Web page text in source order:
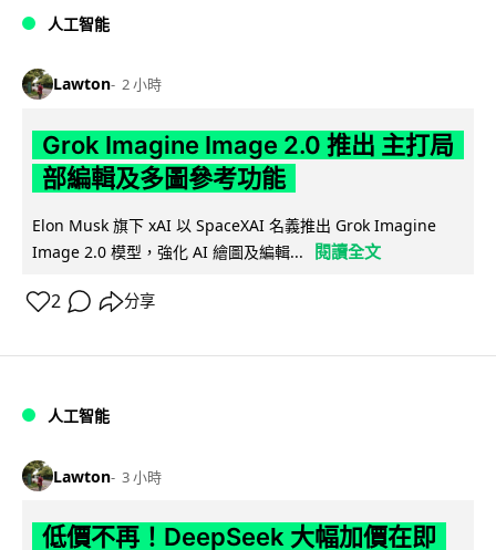
人工智能
Lawton 2 小時
Grok Imagine Image 2.0 推出 主打局
部編輯及多圖參考功能
Elon Musk 旗下 xAI 以 SpaceXAI 名義推出 Grok Imagine
Image 2.0 模型，強化 AI 繪圖及編輯...
閱讀全文
2 分享
人工智能
Lawton 3 小時
低價不再！DeepSeek 大幅加價在即